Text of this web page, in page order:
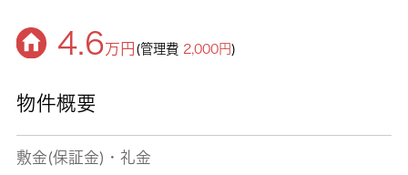
4.6万円 (管理費 2,000円)
物件概要
敷金(保証金)・礼金